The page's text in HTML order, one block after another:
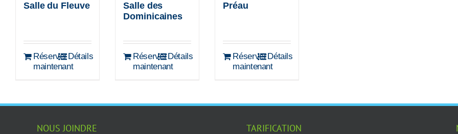
Salle du Fleuve
Réserver
maintenant
Détails
Salle des
Dominicaines
Réserver
maintenant
Détails
Préau
Réserver
maintenant
Détails
NOUS JOINDRE TARIFICATION